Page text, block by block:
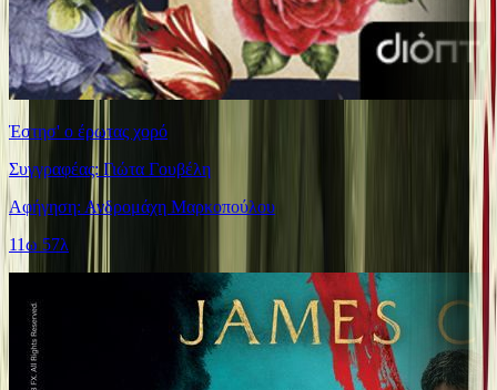
Έστησ' ο έρωτας χορό
Συγγραφέας: Γιώτα Γουβέλη
Αφήγηση: Ανδρομάχη Μαρκοπούλου
11ω 57λ